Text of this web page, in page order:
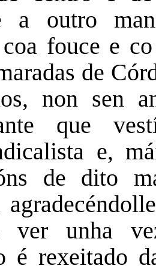
a outro
fouce e
de
non sen
que
e,
de dito
ver unha
é rexeitado